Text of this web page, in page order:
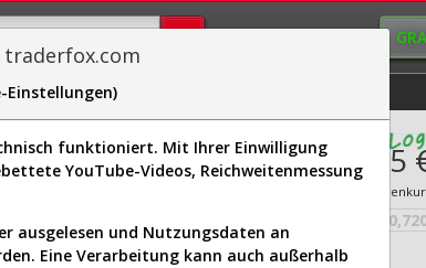
Visualizations
0,735
Echtzeit-
Services / Telecom
Mrd. SGD
traderfox.com
Einstellungen)
funktioniert. Mit Ihrer Einwilligung
YouTube-Videos, Reichweitenmessung
ausgelesen und Nutzungsdaten an
Eine Verarbeitung kann auch außerhalb